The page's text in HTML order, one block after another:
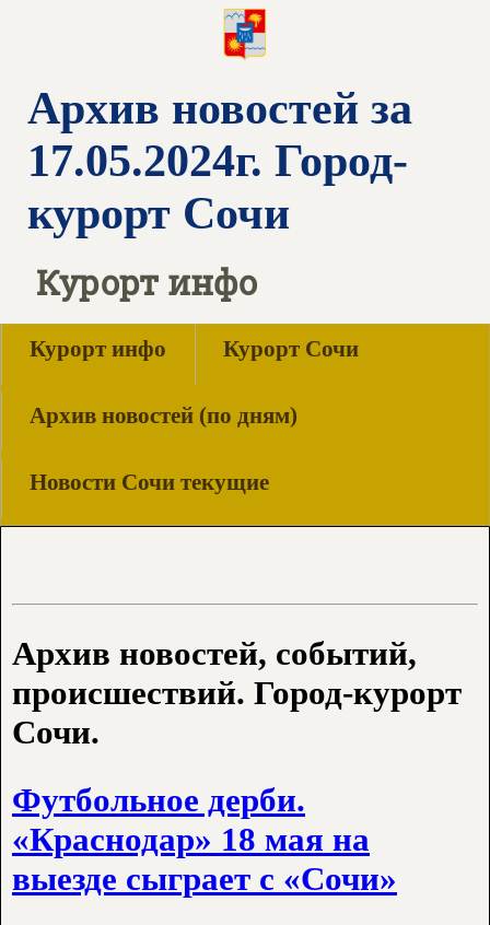
Архив новостей за
17.05.2024г. Город-
курорт Сочи
Курорт инфо
Курорт инфо Курорт Сочи
Архив новостей (по дням)
Новости Сочи текущие
Архив новостей, событий,
происшествий. Город-курорт
Сочи.
Футбольное дерби.
«Краснодар» 18 мая на
выезде сыграет с «Сочи»